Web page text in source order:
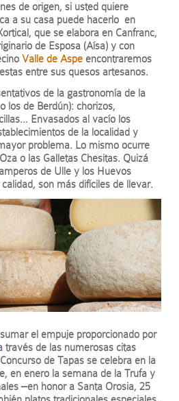
de origen, si usted quiere
a su casa puede hacerlo en
que se elabora en Canfranc,
de Esposa (Aísa) y con
Valle de Aspe encontraremos
entre sus quesos artesanos.
de la gastronomía de la
los de Berdún): chorizos,
Envasados al vacío los
de la localidad y
problema. Lo mismo ocurre
o las Galletas Chesitas. Quizá
de Ulle y los Huevos
son más difíciles de llevar.
el empuje proporcionado por
través de las numerosas citas
de Tapas se celebra en la
en enero la semana de la Trufa y
–en honor a Santa Orosia, 25